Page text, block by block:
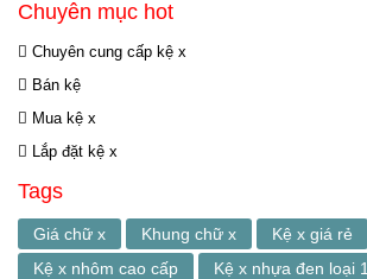
Chuyên mục hot
Chuyên cung cấp kệ x
Bán kệ
Mua kệ x
Lắp đặt kệ x
Tags
Giá chữ x Khung chữ x
Kệ x giá rẻ
Kệ x nhôm cao cấp
Kệ x nhựa đen loại 1